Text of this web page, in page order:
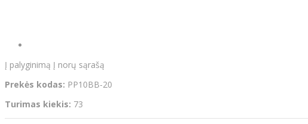
Į palyginimą Į norų sąrašą
Prekės kodas: PP10BB-20
Turimas kiekis: 73